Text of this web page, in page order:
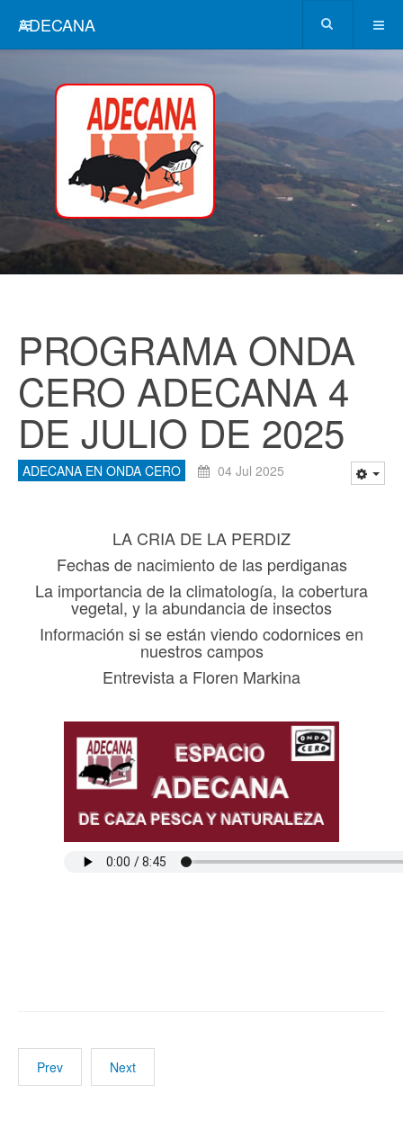
ADECANA
PROGRAMA ONDA
CERO ADECANA 4
DE JULIO DE 2025
ADECANA EN ONDA CERO 04 Jul 2025
LA CRIA DE LA PERDIZ
Fechas de nacimiento de las perdiganas
La importancia de la climatología, la cobertura
vegetal, y la abundancia de insectos
Información si se están viendo codornices en
nuestros campos
Entrevista a Floren Markina
Prev Next